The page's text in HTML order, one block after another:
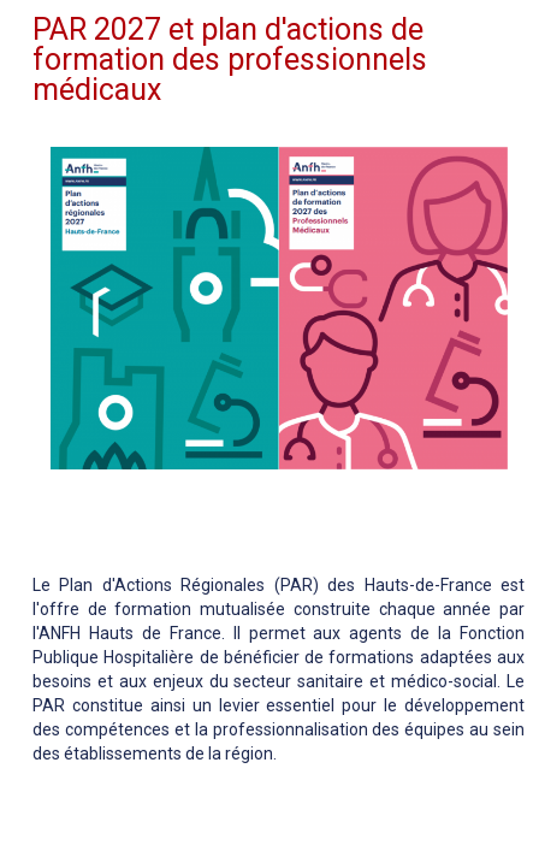
PAR 2027 et plan d'actions de
formation des professionnels
médicaux
Le Plan d'Actions Régionales (PAR) des Hauts-de-France est
l'offre de formation mutualisée construite chaque année par
l'ANFH Hauts de France. Il permet aux agents de la Fonction
Publique Hospitalière de bénéficier de formations adaptées aux
besoins et aux enjeux du secteur sanitaire et médico-social. Le
PAR constitue ainsi un levier essentiel pour le développement
des compétences et la professionnalisation des équipes au sein
des établissements de la région.